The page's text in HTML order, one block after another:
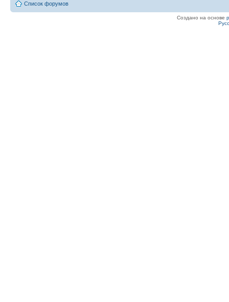
Список форумов
Создано на основе